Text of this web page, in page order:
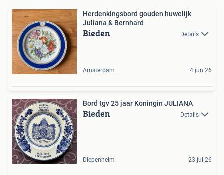
Herdenkingsbord gouden huwelijk
Juliana & Bernhard
Bieden Details
Amsterdam 4 jun 26
Bord tgv 25 jaar Koningin JULIANA
Bieden Details
Diepenheim 23 jul 26